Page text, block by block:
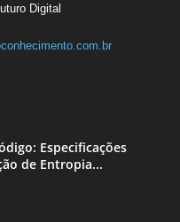
Digital
Especificações
de Entropia...